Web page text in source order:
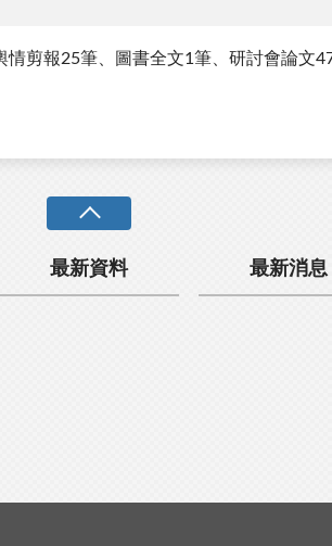
剪報25筆、圖書全文1筆、研討會論文
最新資料 最新消息